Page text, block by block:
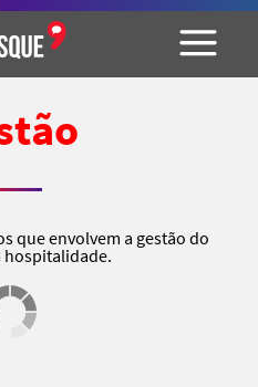
que envolvem a gestão do
hospitalidade.